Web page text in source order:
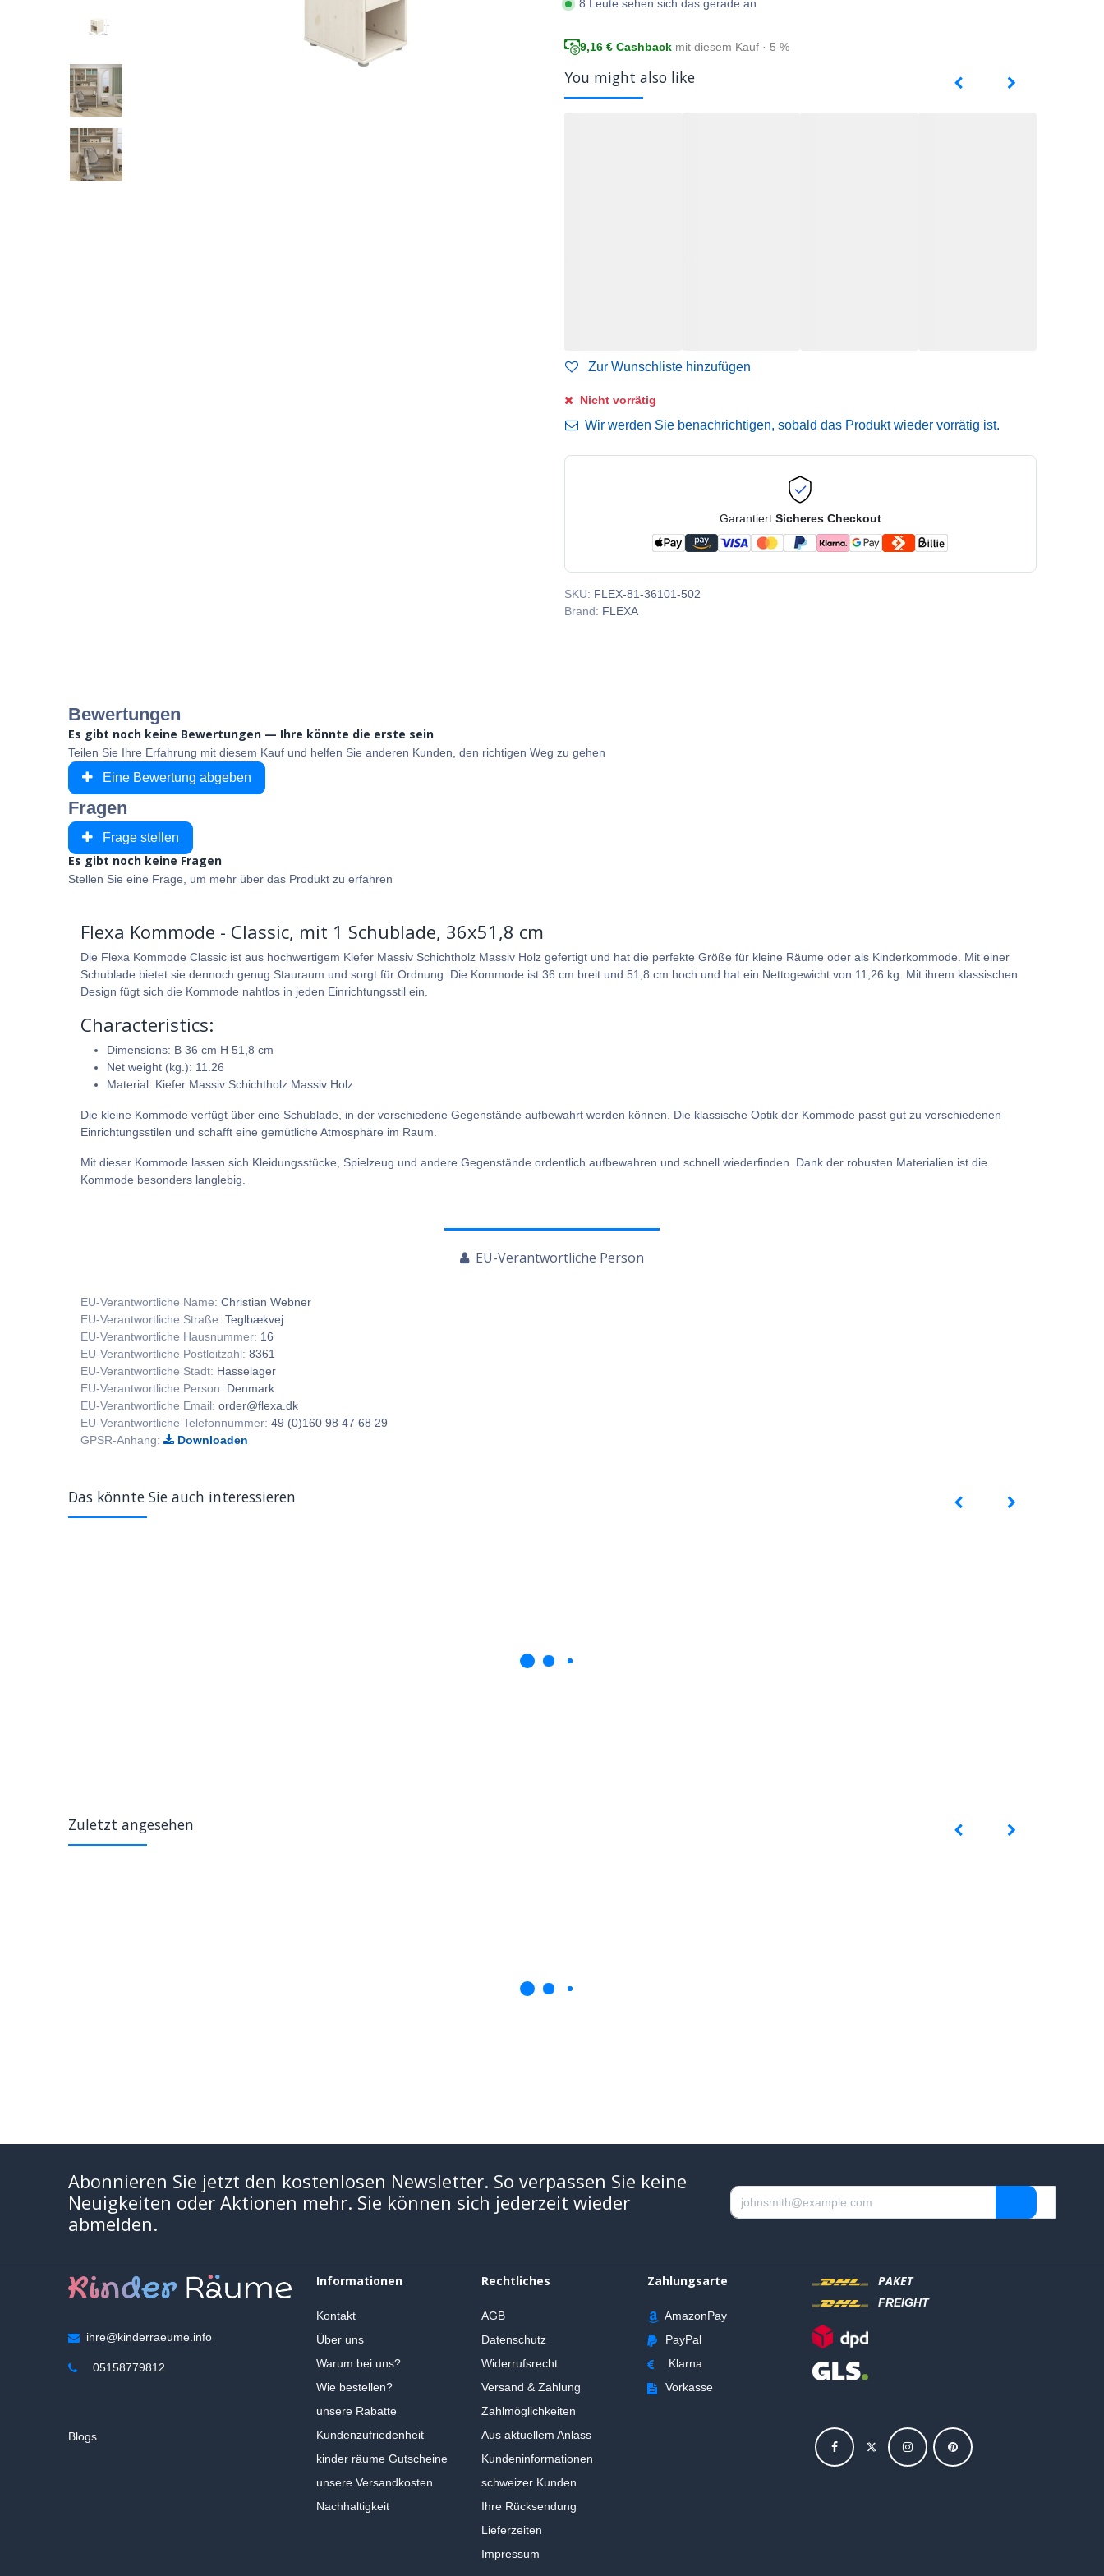
8 Leute sehen sich das gerade an
9,16 € Cashback mit diesem Kauf · 5 %
You might also like
Zur Wunschliste hinzufügen
Nicht vorrätig
Wir werden Sie benachrichtigen, sobald das Produkt wieder vorrätig ist.
Garantiert Sicheres Checkout
SKU: FLEX-81-36101-502
Brand: FLEXA
Bewertungen
Es gibt noch keine Bewertungen — Ihre könnte die erste sein
Teilen Sie Ihre Erfahrung mit diesem Kauf und helfen Sie anderen Kunden, den richtigen Weg zu gehen
Eine Bewertung abgeben
Fragen
Frage stellen
Es gibt noch keine Fragen
Stellen Sie eine Frage, um mehr über das Produkt zu erfahren
Flexa Kommode - Classic, mit 1 Schublade, 36x51,8 cm
Die Flexa Kommode Classic ist aus hochwertigem Kiefer Massiv Schichtholz Massiv Holz gefertigt und hat die perfekte Größe für kleine Räume oder als Kinderkommode. Mit einer
Schublade bietet sie dennoch genug Stauraum und sorgt für Ordnung. Die Kommode ist 36 cm breit und 51,8 cm hoch und hat ein Nettogewicht von 11,26 kg. Mit ihrem klassischen
Design fügt sich die Kommode nahtlos in jeden Einrichtungsstil ein.
Characteristics:
Dimensions: B 36 cm H 51,8 cm
Net weight (kg.): 11.26
Material: Kiefer Massiv Schichtholz Massiv Holz
Die kleine Kommode verfügt über eine Schublade, in der verschiedene Gegenstände aufbewahrt werden können. Die klassische Optik der Kommode passt gut zu verschiedenen
Einrichtungsstilen und schafft eine gemütliche Atmosphäre im Raum.
Mit dieser Kommode lassen sich Kleidungsstücke, Spielzeug und andere Gegenstände ordentlich aufbewahren und schnell wiederfinden. Dank der robusten Materialien ist die
Kommode besonders langlebig.
EU-Verantwortliche Person
EU-Verantwortliche Name: Christian Webner
EU-Verantwortliche Straße: Teglbækvej
EU-Verantwortliche Hausnummer: 16
EU-Verantwortliche Postleitzahl: 8361
EU-Verantwortliche Stadt: Hasselager
EU-Verantwortliche Person: Denmark
EU-Verantwortliche Email: order@flexa.dk
EU-Verantwortliche Telefonnummer: 49 (0)160 98 47 68 29
GPSR-Anhang:
Downloaden
Das könnte Sie auch interessieren
Zuletzt angesehen
Abonnieren Sie jetzt den kostenlosen Newsletter. So verpassen Sie keine
Neuigkeiten oder Aktionen mehr. Sie können sich jederzeit wieder
abmelden.
ihre@kinderraeume.info
05158779812
Blogs
Informationen
Kontakt
Über uns
Warum bei uns?
Wie bestellen?
unsere Rabatte
Kundenzufriedenheit
kinder räume Gutscheine
unsere Versandkosten
Nachhaltigkeit
Rechtliches
AGB
Datenschutz
Widerrufsrecht
Versand & Zahlung
Zahlmöglichkeiten
Aus aktuellem Anlass
Kundeninformationen
schweizer Kunden
Ihre Rücksendung
Lieferzeiten
Impressum
Zahlungsarte
AmazonPay
PayPal
Klarna
Vorkasse
PAKET
FREIGHT